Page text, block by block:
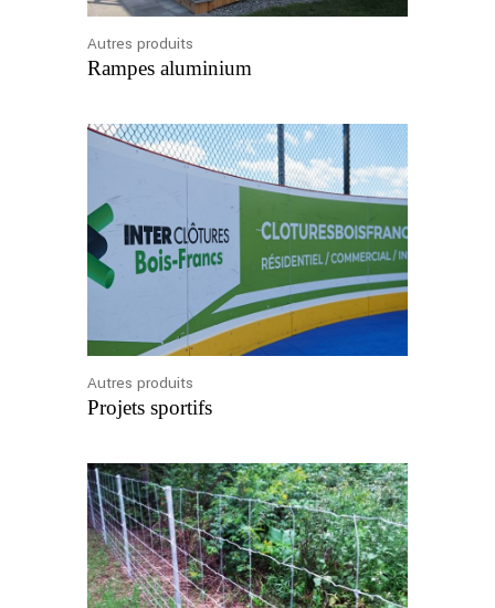
Autres produits
Rampes aluminium
Autres produits
Projets sportifs